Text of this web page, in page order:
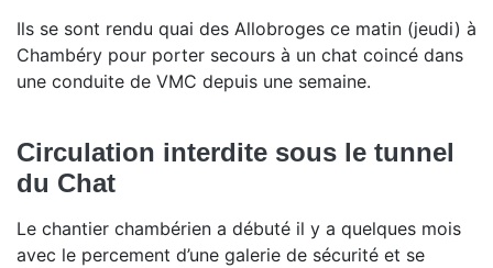
Ils se sont rendu quai des Allobroges ce matin (jeudi) à
Chambéry pour porter secours à un chat coincé dans
une conduite de VMC depuis une semaine.
Circulation interdite sous le tunnel
du Chat
Le chantier chambérien a débuté il y a quelques mois
avec le percement d’une galerie de sécurité et se